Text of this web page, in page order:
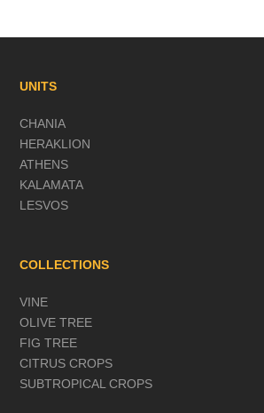
UNITS
CHANIA
HERAKLION
ATHENS
KALAMATA
LESVOS
COLLECTIONS
VINE
OLIVE TREE
FIG TREE
CITRUS CROPS
SUBTROPICAL CROPS